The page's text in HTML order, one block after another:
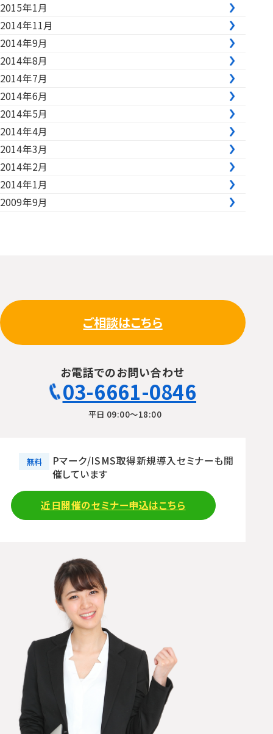
2015年1月
2014年11月
2014年9月
2014年8月
2014年7月
2014年6月
2014年5月
2014年4月
2014年3月
2014年2月
2014年1月
2009年9月
ご相談はこちら
お電話でのお問い合わせ
03-6661-0846
平日 09:00〜18:00
無料
Pマーク/ISMS取得新規導入セミナーも開
催しています
近日開催のセミナー申込はこちら